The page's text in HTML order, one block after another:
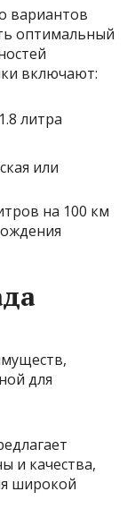
вариантов
оптимальный
включают:
литра
или
на 100 км
для
и качества,
широкой